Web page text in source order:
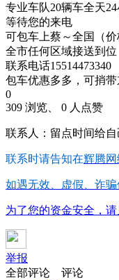
专业车队20辆车全天
等待您的来电
可包车上蔡～全国（价
全市任何区域接送到位
联系电话15514473340
包车优惠多多，可捎
0
309 浏览、 0 人点赞
联系人：留点时间给自
联系时请告知在辉腾网
如遇无效、虚假、诈
为了您的资金安全，
举报
全部评论
评论